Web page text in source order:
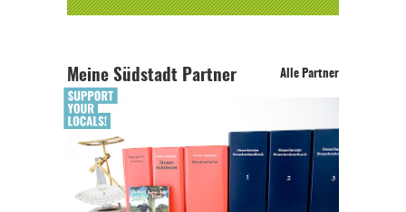
Meine Südstadt Partner Alle Partner